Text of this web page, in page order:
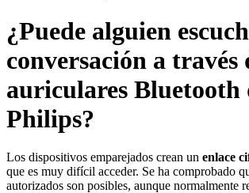
¿Puede alguien
conversación a través
auriculares Bluetooth
Philips?
Los dispositivos emparejados crean un enlace
que es muy difícil acceder. Se ha comprobado
autorizados son posibles, aunque normalmente